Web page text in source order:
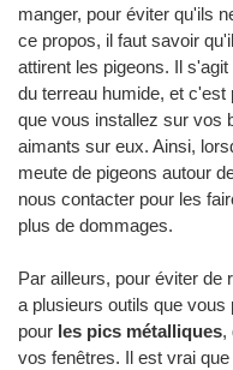
manger, pour éviter qu'ils
ce propos, il faut savoir
attirent les pigeons. Il
du terreau humide, et c'est
que vous installez sur vos
aimants sur eux. Ainsi,
meute de pigeons autour
nous contacter pour les
plus de dommages.
Par ailleurs, pour éviter de
a plusieurs outils que
pour les pics métalliques,
vos fenêtres. Il est vrai